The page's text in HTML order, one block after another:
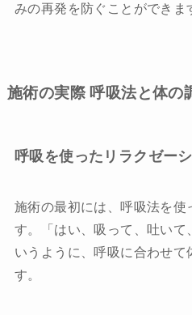
みの再発を防ぐことができま
施術の実際 呼吸法と体の
呼吸を使ったリラクゼー
施術の最初には、呼吸法を使
す。「はい、吸って、吐いて
いうように、呼吸に合わせて
す。